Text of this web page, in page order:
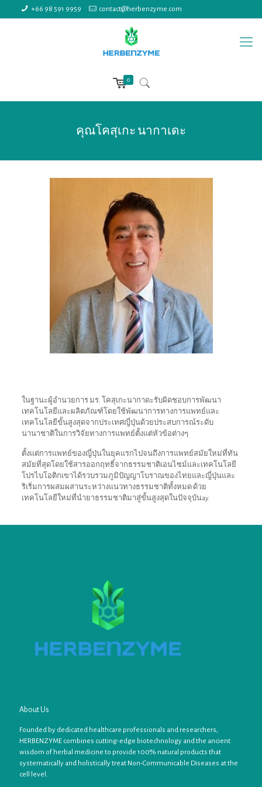
+66 98 591 9959 contact@herbenzyme.com
0
คุณโคสุเกะ นากาเดะ
ในฐานะผู้อำนวยการ มร. โคสุเกะนากาดะรับผิดชอบการพัฒนา
เทคโนโลยีและผลิตภัณฑ์โดยใช้พัฒนาการทางการแพทย์และ
เทคโนโลยีขั้นสูงสุดจากประเทศญี่ปุ่นด้วยประสบการณ์ระดับ
นานาชาติในการวิจัยทางการแพทย์ตั้งแต่หัวข้อต่างๆ
ตั้งแต่การแพทย์ของญี่ปุ่นในยุคแรกไปจนถึงการแพทย์สมัยใหม่ที่ทัน
สมัยที่สุดโดยใช้สารออกฤทธิ์จากธรรมชาติเอนไซม์และเทคโนโลยี
โปรไบโอติกเขาได้รวบรวมภูมิปัญญาโบราณของไทยและญี่ปุ่นและ
ริเริ่มการผสมผสานระหว่างแนวทางธรรมชาติทั้งหมด ด้วย
เทคโนโลยีใหม่ที่นำยาธรรมชาติมาสู่ขั้นสูงสุดในปัจจุบันay.
About Us
Founded by dedicated healthcare professionals and researchers,
HERBENZYME combines cutting-edge biotechnology and the ancient
wisdom of herbal medicine to provide 100% natural products that
systematically and holistically treat Non-Communicable Diseases at the
cell level.